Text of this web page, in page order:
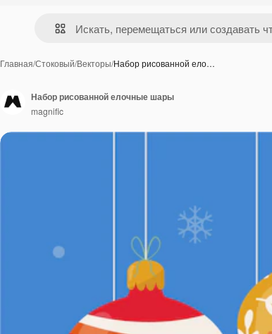
Главная/Стоковый/Векторы/Набор рисованной ело…
Набор рисованной елочные шары
magnific